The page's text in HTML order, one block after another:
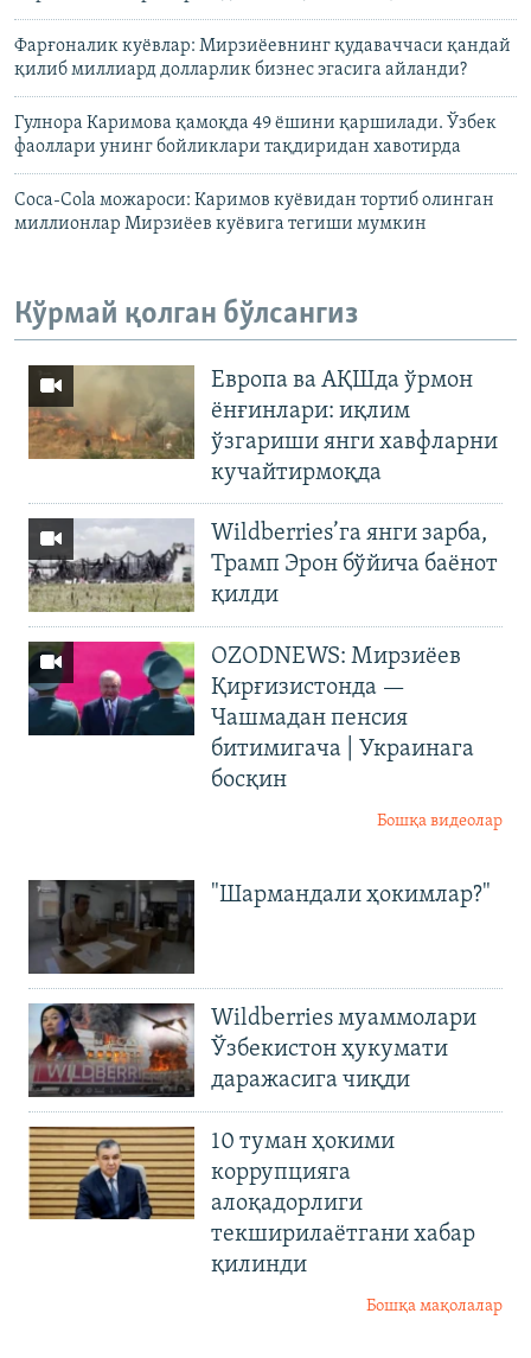
Фарғоналик куëвлар: Мирзиëевнинг қудаваччаси қандай
қилиб миллиард долларлик бизнес эгасига айланди?
Гулнора Каримова қамоқда 49 ёшини қаршилади. Ўзбек
фаоллари унинг бойликлари тақдиридан хавотирда
Coca-Cola можароси: Каримов куëвидан тортиб олинган
миллионлар Мирзиëев куëвига тегиши мумкин
Кўрмай қолган бўлсангиз
Европа ва АҚШда ўрмон
ёнғинлари: иқлим
ўзгариши янги хавфларни
кучайтирмоқда
Wildberries’га янги зарба,
Трамп Эрон бўйича баёнот
қилди
OZODNEWS: Мирзиёев
Қирғизистонда —
Чашмадан пенсия
битимигача | Украинага
босқин
Бошқа видеолар
"Шармандали ҳокимлар?"
Wildberries муаммолари
Ўзбекистон ҳукумати
даражасига чиқди
10 туман ҳокими
коррупцияга
алоқадорлиги
текширилаётгани хабар
қилинди
Бошқа мақолалар